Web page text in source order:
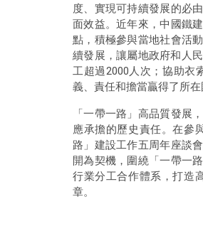
度、實現可持續發展的必
面效益。近年來，中國鐵
點，積極參與當地社會活
續發展，讓屬地政府和人
工超過2000人次；協助衣
義、責任和擔當贏得了所在
「一帶一路」高品質發展
應承擔的歷史責任。在參
路」建設工作五周年座談
開為契機，圍繞「一帶一
行業分工合作體系，打造
章。